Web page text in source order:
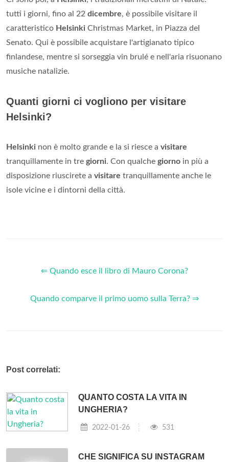
tutti i giorni, fino al 22 dicembre, è possibile visitare il
caratteristico Helsinki Christmas Market, in Piazza del
Senato. Qui è possibile acquistare l'artigianato tipico
finlandese, mentre si sorseggia vin brulé e nell'aria risuonano
musiche natalizie.
Quanti giorni ci vogliono per visitare
Helsinki?
Helsinki non è molto grande e la si riesce a visitare
tranquillamente in tre giorni. Con qualche giorno in più a
disposizione riuscirete a visitare tranquillamente anche le
isole vicine e i dintorni della città.
⇐ Quando esce il libro di Mauro Corona?
Quando comparve il primo uomo sulla Terra? ⇒
Post correlati:
QUANTO COSTA LA VITA IN
UNGHERIA?
2022-01-26 531
CHE SIGNIFICA SU INSTAGRAM